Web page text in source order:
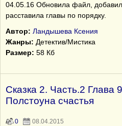
04.05.16 Обновила файл,
расставила главы по порядку.
Автор: Ландышева Ксения
Жанры: Детектив/Мистика
Размер: 58 Кб
Сказка 2. Часть.2 Глава
Полстоуна счастья
0 08.04.2015